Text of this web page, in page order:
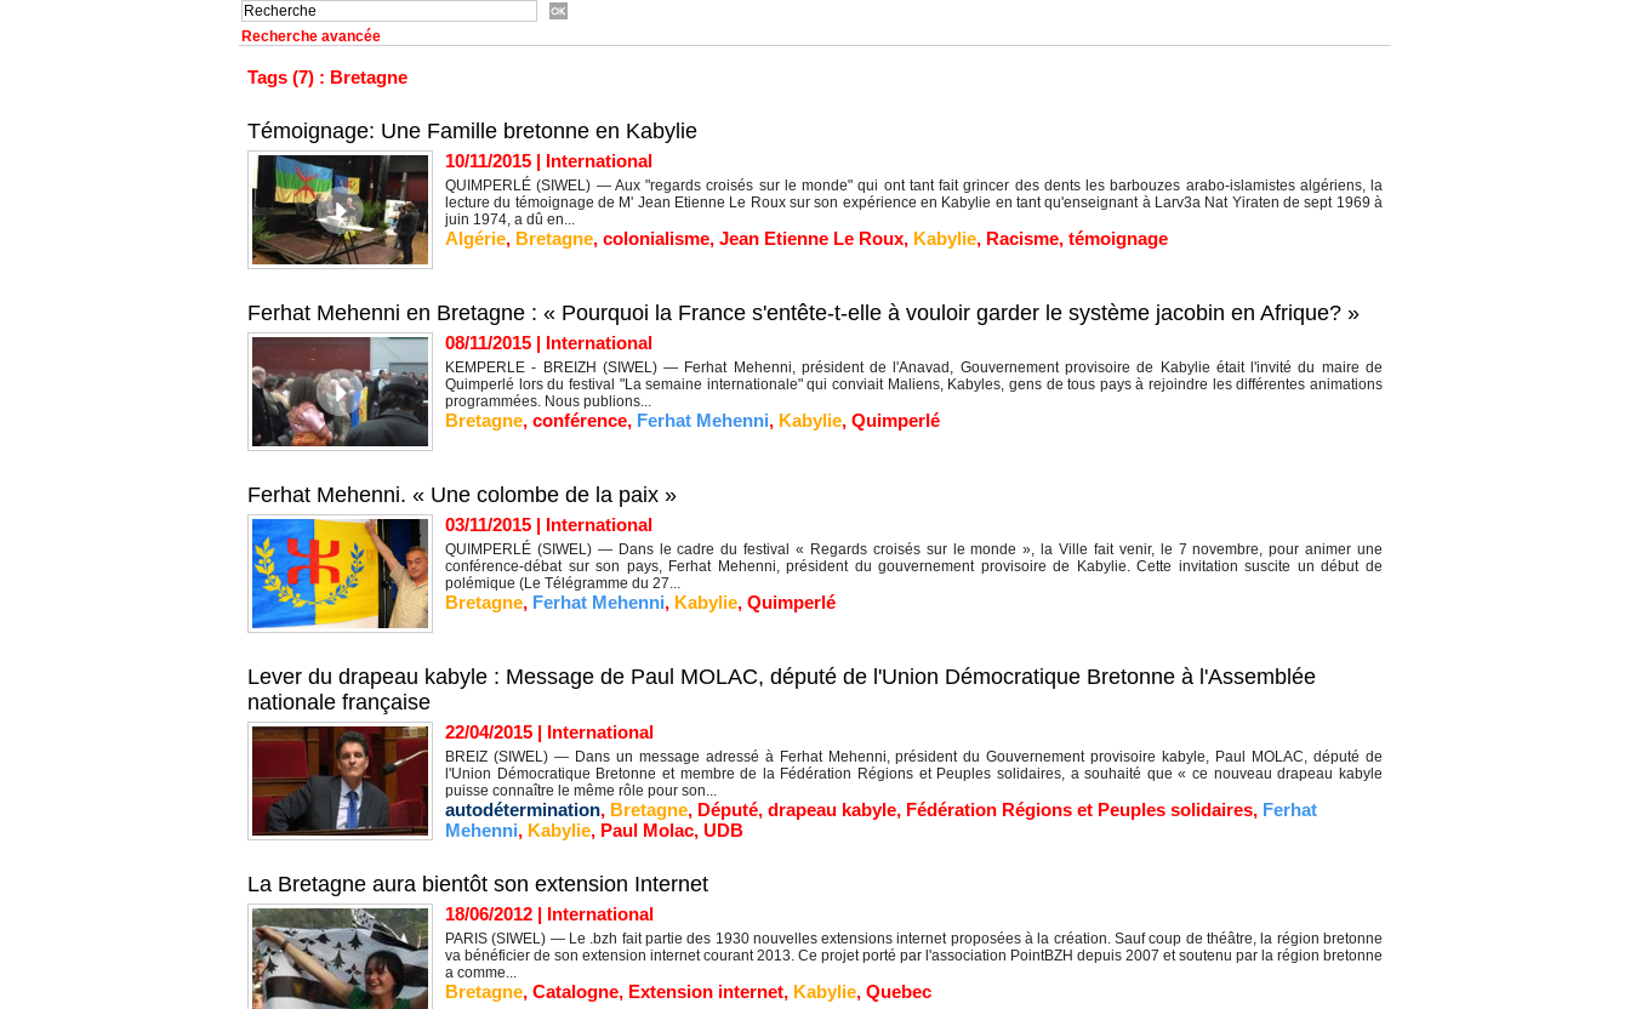
Recherche avancée
Tags (7) : Bretagne
Témoignage: Une Famille bretonne en Kabylie
10/11/2015 | International
QUIMPERLÉ (SIWEL) — Aux "regards croisés sur le monde" qui ont tant fait grincer des dents les barbouzes arabo-islamistes algériens, la
lecture du témoignage de M' Jean Etienne Le Roux sur son expérience en Kabylie en tant qu'enseignant à Larv3a Nat Yiraten de sept 1969 à
juin 1974, a dû en...
Algérie, Bretagne, colonialisme, Jean Etienne Le Roux, Kabylie, Racisme, témoignage
Ferhat Mehenni en Bretagne : « Pourquoi la France s'entête-t-elle à vouloir garder le système jacobin en Afrique? »
08/11/2015 | International
KEMPERLE - BREIZH (SIWEL) — Ferhat Mehenni, président de l'Anavad, Gouvernement provisoire de Kabylie était l'invité du maire de
Quimperlé lors du festival "La semaine internationale" qui conviait Maliens, Kabyles, gens de tous pays à rejoindre les différentes animations
programmées. Nous publions...
Bretagne, conférence, Ferhat Mehenni, Kabylie, Quimperlé
Ferhat Mehenni. « Une colombe de la paix »
03/11/2015 | International
QUIMPERLÉ (SIWEL) — Dans le cadre du festival « Regards croisés sur le monde », la Ville fait venir, le 7 novembre, pour animer une
conférence-débat sur son pays, Ferhat Mehenni, président du gouvernement provisoire de Kabylie. Cette invitation suscite un début de
polémique (Le Télégramme du 27...
Bretagne, Ferhat Mehenni, Kabylie, Quimperlé
Lever du drapeau kabyle : Message de Paul MOLAC, député de l'Union Démocratique Bretonne à l'Assemblée
nationale française
22/04/2015 | International
BREIZ (SIWEL) — Dans un message adressé à Ferhat Mehenni, président du Gouvernement provisoire kabyle, Paul MOLAC, député de
l'Union Démocratique Bretonne et membre de la Fédération Régions et Peuples solidaires, a souhaité que « ce nouveau drapeau kabyle
puisse connaître le même rôle pour son...
autodétermination, Bretagne, Député, drapeau kabyle, Fédération Régions et Peuples solidaires, Ferhat
Mehenni, Kabylie, Paul Molac, UDB
La Bretagne aura bientôt son extension Internet
18/06/2012 | International
PARIS (SIWEL) — Le .bzh fait partie des 1930 nouvelles extensions internet proposées à la création. Sauf coup de théâtre, la région bretonne
va bénéficier de son extension internet courant 2013. Ce projet porté par l'association PointBZH depuis 2007 et soutenu par la région bretonne
a comme...
Bretagne, Catalogne, Extension internet, Kabylie, Quebec